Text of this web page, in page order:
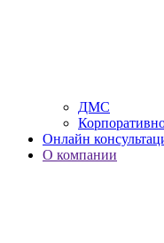
ДМС
Онлайн
О компании